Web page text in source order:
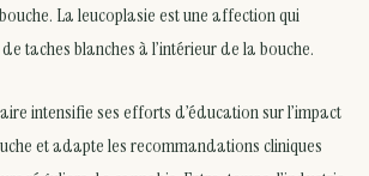
La leucoplasie est une affection qui
taches blanches à l’intérieur de la bouche.
intensifie ses efforts d’éducation sur l’impact
et adapte les recommandations cliniques